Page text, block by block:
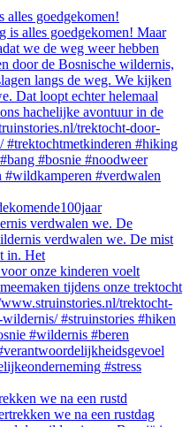
goedgekomen!
verdwalen we. De
we na een rustd